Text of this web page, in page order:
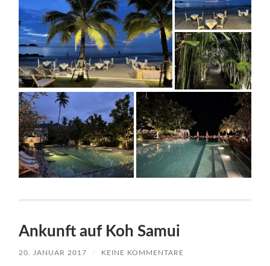
Ankunft auf Koh Samui
20. JANUAR 2017 / KEINE KOMMENTARE